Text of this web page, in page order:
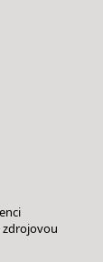
zdrojovou